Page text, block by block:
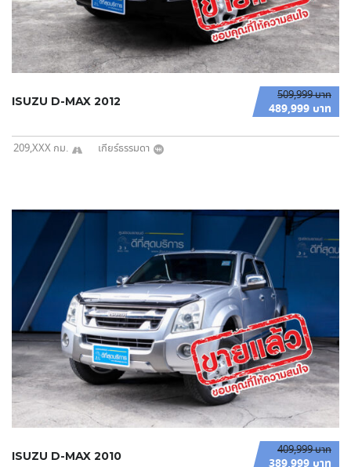
509,999 บาท
489,999 บาท
ISUZU D-MAX 2012
209,XXX กม. เกียร์ธรรมดา
409,999 บาท
ISUZU D-MAX 2010